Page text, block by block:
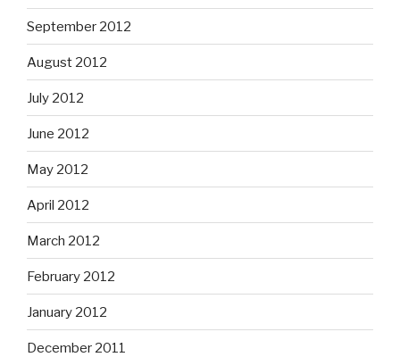
September 2012
August 2012
July 2012
June 2012
May 2012
April 2012
March 2012
February 2012
January 2012
December 2011